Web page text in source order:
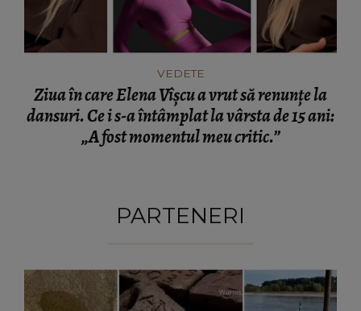
VEDETE
Ziua în care Elena Vîșcu a vrut să renunțe la
dansuri. Ce i s-a întâmplat la vârsta de 15 ani:
„A fost momentul meu critic.”
PARTENERI